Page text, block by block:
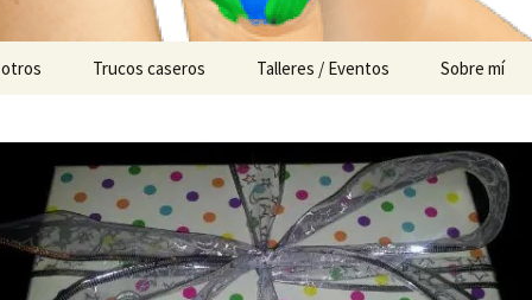
otros Trucos caseros Talleres / Eventos
Mesas dulces
Animación
Sobre mí